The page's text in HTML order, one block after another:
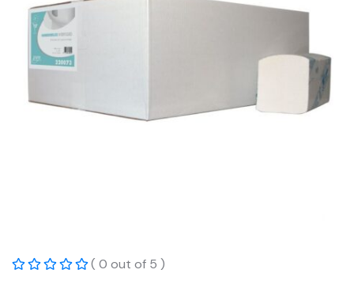
( 0 out of 5 )